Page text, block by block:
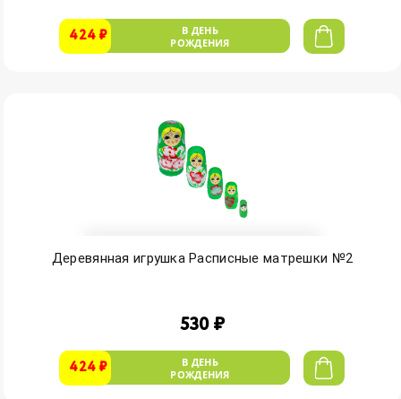
424 ₽
В ДЕНЬ
РОЖДЕНИЯ
Деревянная игрушка Расписные матрешки №2
530 ₽
424 ₽
В ДЕНЬ
РОЖДЕНИЯ